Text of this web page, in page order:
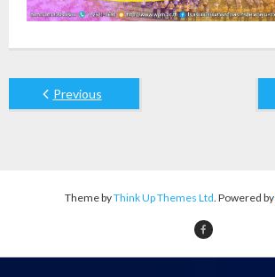
Previous
Theme byThink Up Themes Ltd . Powered by